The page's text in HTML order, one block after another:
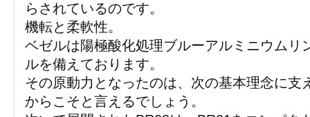
らされているのです。
機転と柔軟性。
ベゼルは陽極酸化処理ブルーアルミニウムリ
ルを備えております。
その原動力となったのは、次の基本理念に支
からこそと言えるでしょう。